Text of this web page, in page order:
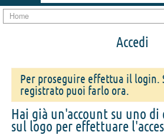
Home
Accedi
Per proseguire effettua il login.
registrato puoi farlo ora.
Hai già un'account su uno di
sul logo per effettuare